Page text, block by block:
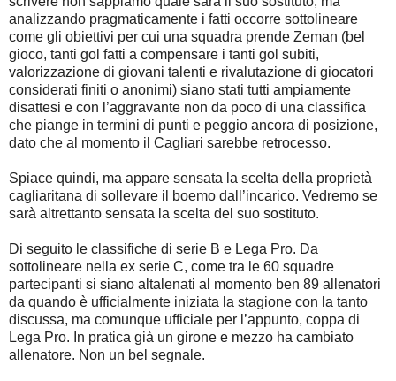
analizzando pragmaticamente i fatti occorre sottolineare
come gli obiettivi per cui una squadra prende Zeman (bel
gioco, tanti gol fatti a compensare i tanti gol subiti,
valorizzazione di giovani talenti e rivalutazione di giocatori
considerati finiti o anonimi) siano stati tutti ampiamente
disattesi e con l’aggravante non da poco di una classifica
che piange in termini di punti e peggio ancora di posizione,
dato che al momento il Cagliari sarebbe retrocesso.
Spiace quindi, ma appare sensata la scelta della proprietà
cagliaritana di sollevare il boemo dall’incarico. Vedremo se
sarà altrettanto sensata la scelta del suo sostituto.
Di seguito le classifiche di serie B e Lega Pro. Da
sottolineare nella ex serie C, come tra le 60 squadre
partecipanti si siano altalenati al momento ben 89 allenatori
da quando è ufficialmente iniziata la stagione con la tanto
discussa, ma comunque ufficiale per l’appunto, coppa di
Lega Pro. In pratica già un girone e mezzo ha cambiato
allenatore. Non un bel segnale.